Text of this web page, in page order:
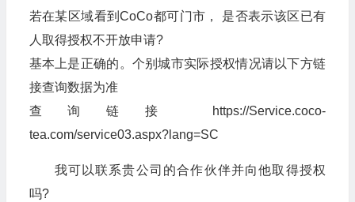
若在某区域看到CoCo都可门市， 是否表示该区已有
人取得授权不开放申请?
基本上是正确的。个别城市实际授权情况请以下方链
接查询数据为准
查询链接 https://Service.coco-
tea.com/service03.aspx?lang=SC
我可以联系贵公司的合作伙伴并向他取得授权
吗?